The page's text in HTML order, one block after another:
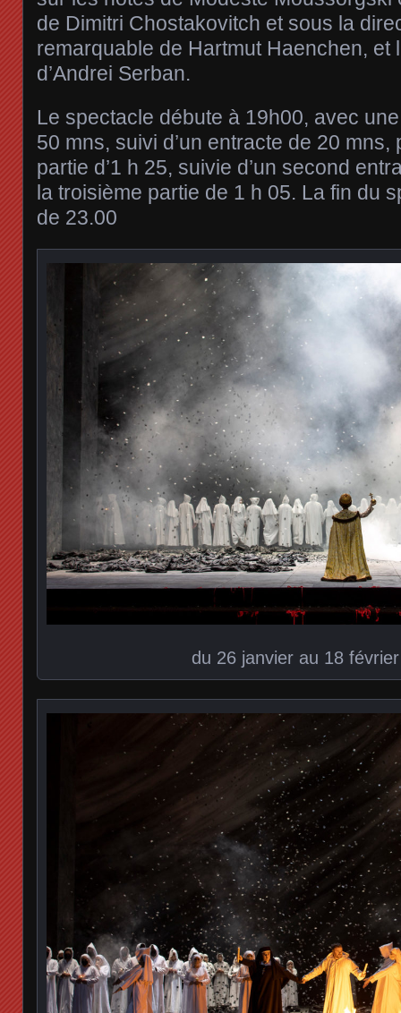
de Dimitri Chostakovitch et sous la
remarquable de Hartmut Haenchen, et
d’Andrei Serban.
Le spectacle débute à 19h00, avec
50 mns, suivi d’un entracte de 20
partie d’1 h 25, suivie d’un second
la troisième partie de 1 h 05. La fin du
de 23.00
du 26 janvier au 18